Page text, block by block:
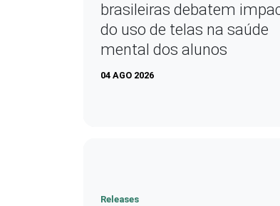
brasileiras debatem
do uso de telas na saúde
mental dos alunos
04 AGO 2026
Releases